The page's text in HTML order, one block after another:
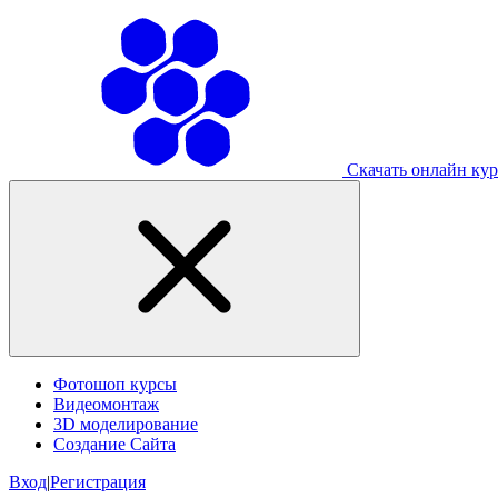
Скачать онлайн
Фотошоп курсы
Видеомонтаж
3D моделирование
Создание Сайта
Вход|Регистрация